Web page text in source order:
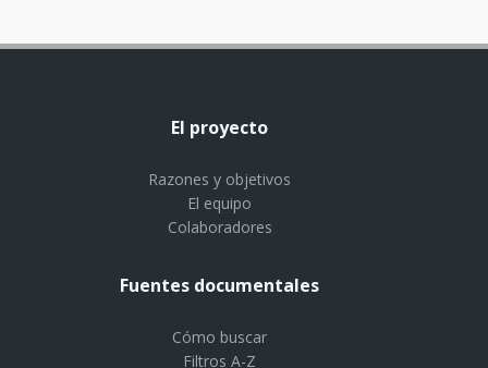
El proyecto
Razones y objetivos
El equipo
Colaboradores
Fuentes documentales
Cómo buscar
Filtros A-Z